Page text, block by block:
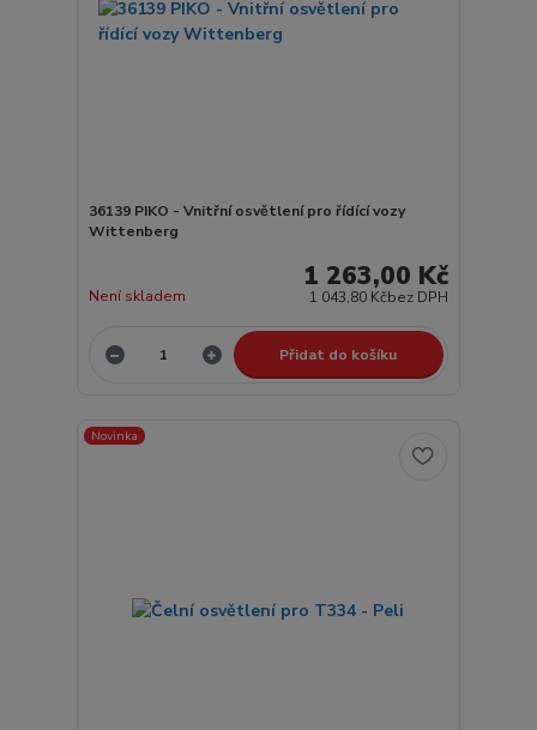
36139 PIKO - Vnitřní osvětlení pro řídící vozy
Wittenberg
1 263,00 Kč
1 043,80 Kčbez DPH
Není skladem
Přidat do košíku
Novinka